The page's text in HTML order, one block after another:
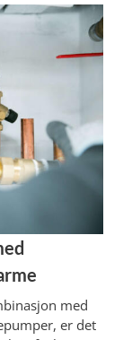
med
er det